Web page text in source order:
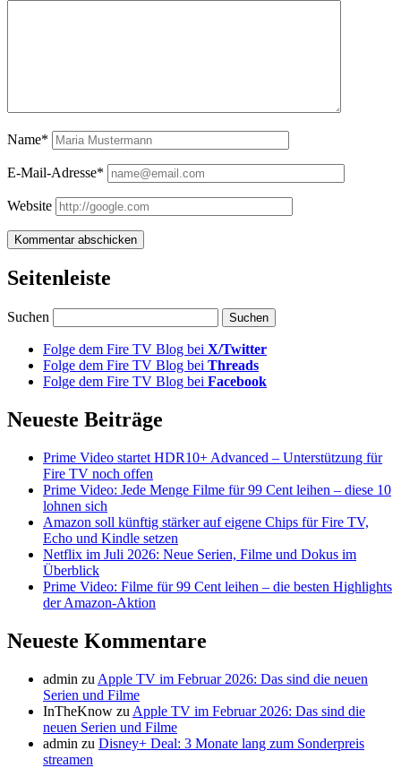
Name*
E-Mail-Adresse*
Website
Seitenleiste
Suchen
Folge dem Fire TV Blog bei X/Twitter
Folge dem Fire TV Blog bei Threads
Folge dem Fire TV Blog bei Facebook
Neueste Beiträge
Prime Video startet HDR10+ Advanced – Unterstützung für
Fire TV noch offen
Prime Video: Jede Menge Filme für 99 Cent leihen – diese 10
lohnen sich
Amazon soll künftig stärker auf eigene Chips für Fire TV,
Echo und Kindle setzen
Netflix im Juli 2026: Neue Serien, Filme und Dokus im
Überblick
Prime Video: Filme für 99 Cent leihen – die besten Highlights
der Amazon-Aktion
Neueste Kommentare
admin zu Apple TV im Februar 2026: Das sind die neuen
Serien und Filme
InTheKnow zu Apple TV im Februar 2026: Das sind die
neuen Serien und Filme
admin zu Disney+ Deal: 3 Monate lang zum Sonderpreis
streamen